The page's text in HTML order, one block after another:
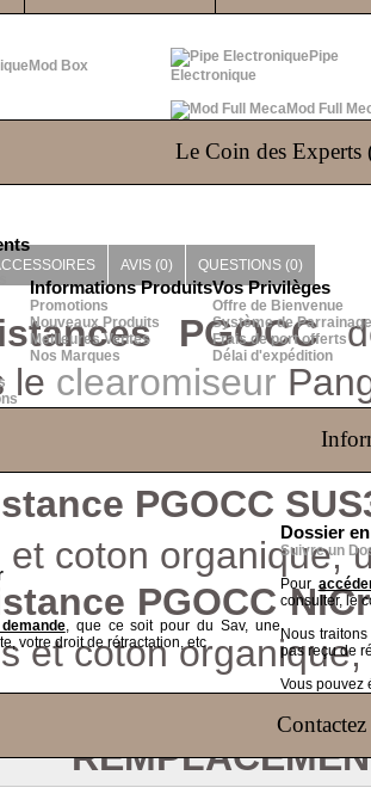
Mod Box
Pipe
Electronique
Mod Full
Le Coin des Experts
Informations Produits
Promotions
Nouveaux Produits
Meilleures Ventes
Nos Marques
Vos Privilèges
Offre de Bienvenue
Système de Parrainage
Frais de port offerts
Délai d'expédition
, que ce soit pour du Sav, une
votre droit de rétractation, etc
Dossier
Suivre un
Pour
consulter, le
Nous
pas reçu de
Vous pouvez
AVIS (0) QUESTIONS (0)
PGOCC
le clearomiseur
en deux
PGOCC
et coton organique,
PGOCC NiCr
et coton